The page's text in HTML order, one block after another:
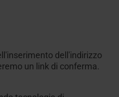
dell'indirizzo
un link di conferma.